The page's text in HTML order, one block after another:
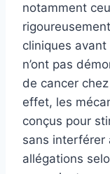
notamment
cliniques
n’ont pas
de cancer
effet, les
conçus pour
sans interférer
allégations